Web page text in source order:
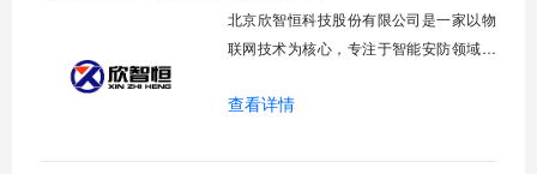
北京欣智恒科技股份有限公司是一家以物
联网技术为核心，专注于智能安防领域物
上市，服务客户十一年，累计承担
21项发明专利、38项专业资质、84项软件
查看详情